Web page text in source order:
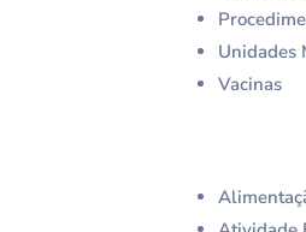
Unidades
Vacinas